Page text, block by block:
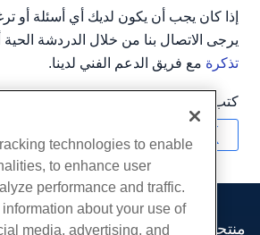
إذا كان يجب أن يكون لديك أي أسئلة أو
يرجى الاتصال بنا من خلال الدردشة
تذكرة مع فريق الدعم الفني لدينا.
كتب بواسطة
منتجات
technologies to enable
to enhance user
performance and traffic.
about your use of
media, advertising, and